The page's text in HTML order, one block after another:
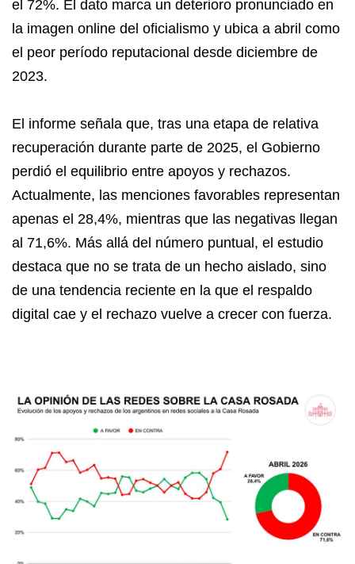
el 72%. El dato marca un deterioro pronunciado en
la imagen online del oficialismo y ubica a abril como
el peor período reputacional desde diciembre de
2023.
El informe señala que, tras una etapa de relativa
recuperación durante parte de 2025, el Gobierno
perdió el equilibrio entre apoyos y rechazos.
Actualmente, las menciones favorables representan
apenas el 28,4%, mientras que las negativas llegan
al 71,6%. Más allá del número puntual, el estudio
destaca que no se trata de un hecho aislado, sino
de una tendencia reciente en la que el respaldo
digital cae y el rechazo vuelve a crecer con fuerza.